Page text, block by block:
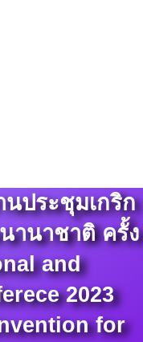
นประชุมเกริก
านาชาติ ครั้ง
and
2023
for